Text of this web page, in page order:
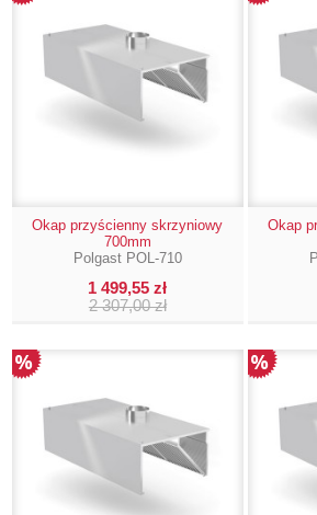
Okap przyścienny skrzyniowy
700mm
Polgast POL-710
1 499,55 zł
2 307,00 zł
Okap